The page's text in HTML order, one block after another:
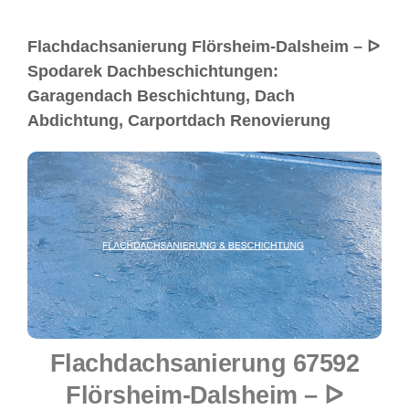
Flachdachsanierung Flörsheim-Dalsheim – ᐅ
Spodarek Dachbeschichtungen:
Garagendach Beschichtung, Dach
Abdichtung, Carportdach Renovierung
Flachdachsanierung 67592
Flörsheim-Dalsheim – ᐅ